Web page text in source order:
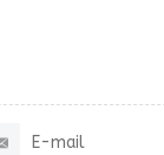
E-mail